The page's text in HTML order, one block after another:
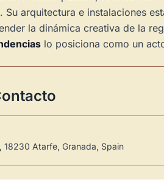
Su arquitectura e instalaciones
la dinámica creativa de la
lo posiciona como un
18230 Atarfe, Granada, Spain